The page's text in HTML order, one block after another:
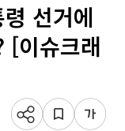
선거에
[이슈크래